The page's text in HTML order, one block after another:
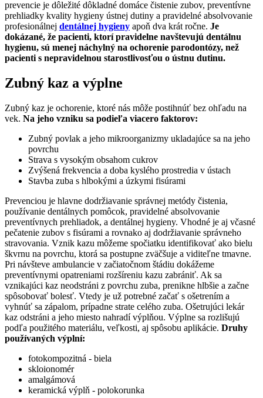
prevencie je dôležité dôkladné domáce čistenie zubov, preventívne
prehliadky kvality hygieny ústnej dutiny a pravidelné absolvovanie
profesionálnej dentálnej hygieny apoň dva krát ročne. Je
dokázané, že pacienti, ktorí pravidelne navštevujú dentálnu
hygienu, sú menej náchylný na ochorenie parodontózy, než
pacienti s nepravidelnou starostlivosťou o ústnu dutinu.
Zubný kaz a výplne
Zubný kaz je ochorenie, ktoré nás môže postihnúť bez ohľadu na
vek. Na jeho vzniku sa podieľa viacero faktorov:
Zubný povlak a jeho mikroorganizmy ukladajúce sa na jeho
povrchu
Strava s vysokým obsahom cukrov
Zvýšená frekvencia a doba kyslého prostredia v ústach
Stavba zuba s hlbokými a úzkymi fisúrami
Prevenciou je hlavne dodržiavanie správnej metódy čistenia,
používanie dentálnych pomôcok, pravidelné absolvovanie
preventívnych prehliadok, a dentálnej hygieny. Vhodné je aj včasné
pečatenie zubov s fisúrami a rovnako aj dodržiavanie správneho
stravovania. Vznik kazu môžeme spočiatku identifikovať ako bielu
škvrnu na povrchu, ktorá sa postupne zväčšuje a viditeľne tmavne.
Pri návšteve ambulancie v začiatočnom štádiu dokážeme
preventívnymi opatreniami rozšíreniu kazu zabrániť. Ak sa
vznikajúci kaz neodstráni z povrchu zuba, prenikne hlbšie a začne
spôsobovať bolesť. Vtedy je už potrebné začať s ošetrením a
vyhnúť sa zápalom, prípadne strate celého zuba. Ošetrujúci lekár
kaz odstráni a jeho miesto nahradí výplňou. Výplne sa rozlišujú
podľa použitého materiálu, veľkosti, aj spôsobu aplikácie. Druhy
používaných výplní:
fotokompozitná - biela
skloionomér
amalgámová
keramická výplň - polokorunka